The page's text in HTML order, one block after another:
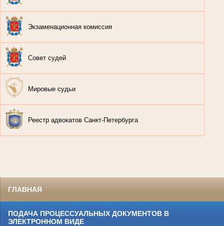
Экзаменационная комиссия
Совет судей
Мировые судьи
Реестр адвокатов Санкт-Петербурга
ГЛАВНАЯ
ПОДАЧА ПРОЦЕССУАЛЬНЫХ ДОКУМЕНТОВ В
ЭЛЕКТРОННОМ ВИДЕ